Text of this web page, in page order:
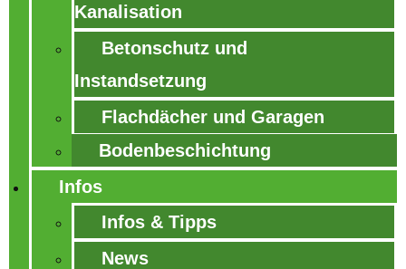
Kanalisation
Betonschutz und
Instandsetzung
Flachdächer und Garagen
Bodenbeschichtung
Infos
Infos & Tipps
News